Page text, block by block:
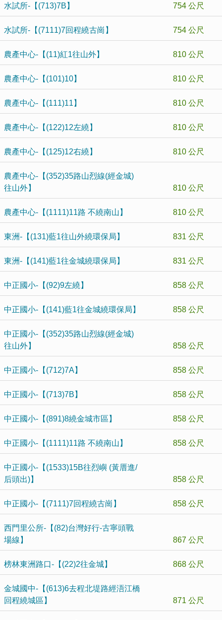
水試所-【(713)7B】 754 公尺
水試所-【(7111)7回程繞古崗】 754 公尺
農產中心-【(11)紅1往山外】 810 公尺
農產中心-【(101)10】 810 公尺
農產中心-【(111)11】 810 公尺
農產中心-【(122)12左繞】 810 公尺
農產中心-【(125)12右繞】 810 公尺
農產中心-【(352)35路山烈線(經金城)
往山外】
810 公尺
農產中心-【(1111)11路 不繞南山】 810 公尺
東洲-【(131)藍1往山外繞環保局】 831 公尺
東洲-【(141)藍1往金城繞環保局】 831 公尺
中正國小-【(92)9左繞】 858 公尺
中正國小-【(141)藍1往金城繞環保局】 858 公尺
中正國小-【(352)35路山烈線(經金城)
往山外】
858 公尺
中正國小-【(712)7A】 858 公尺
中正國小-【(713)7B】 858 公尺
中正國小-【(891)8繞金城市區】 858 公尺
中正國小-【(1111)11路 不繞南山】 858 公尺
中正國小-【(1533)15B往烈嶼 (黃厝進/
后頭出)】
858 公尺
中正國小-【(7111)7回程繞古崗】 858 公尺
西門里公所-【(82)台灣好行-古寧頭戰
場線】
867 公尺
榜林東洲路口-【(22)2往金城】 868 公尺
金城國中-【(613)6去程北堤路經浯江橋
回程繞城區】
871 公尺